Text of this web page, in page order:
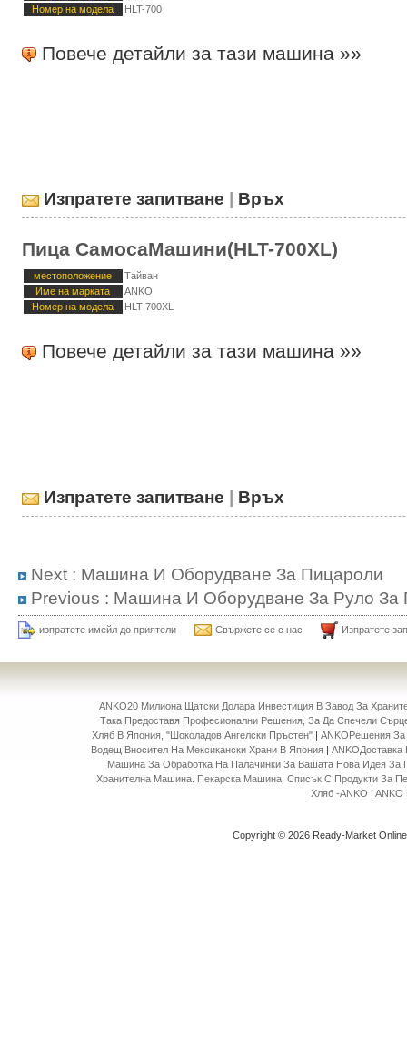
Номер на модела
HLT-700
Повече детайли за тази машина »»
Изпратете запитване | Връх
Пица СамосаМашини(HLT-700XL)
местоположение
Тайван
Име на марката
ANKO
Номер на модела
HLT-700XL
Повече детайли за тази машина »»
Изпратете запитване | Връх
Next : Машина И Оборудване За Пицароли
Previous : Машина И Оборудване За Руло За
изпратете имейл до приятели Свържете се с нас Изпратете
ANKO20 Милиона Щатски Долара Инвестиция В Завод За
Така Предоставя Професионални Решения, За Да Спечели
Хляб В Япония, "Шоколадов Ангелски Пръстен" |ANKOРешения
Водещ Вносител На Мексикански Храни В Япония |
Машина За Обработка На Палачинки За Вашата Нова Идея За
Хранителна Машина. Пекарска Машина. Списък С Продукти За
Хляб -ANKO |ANKO
Copyright © 2026 Ready-Market